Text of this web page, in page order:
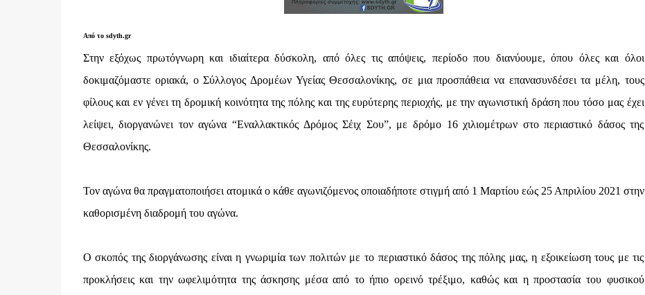
Από το sdyth.gr
Στην εξόχως πρωτόγνωρη και ιδιαίτερα δύσκολη, από όλες τις απόψεις, περίοδο που διανύουμε, όπου όλες και όλοι
δοκιμαζόμαστε οριακά, ο Σύλλογος Δρομέων Υγείας Θεσσαλονίκης, σε μια προσπάθεια να επανασυνδέσει τα μέλη, τους
φίλους και εν γένει τη δρομική κοινότητα της πόλης και της ευρύτερης περιοχής, με την αγωνιστική δράση που τόσο μας έχει
λείψει, διοργανώνει τον αγώνα “Εναλλακτικός Δρόμος Σέιχ Σου”, με δρόμο 16 χιλιομέτρων στο περιαστικό δάσος της
Θεσσαλονίκης.
Τον αγώνα θα πραγματοποιήσει ατομικά ο κάθε αγωνιζόμενος οποιαδήποτε στιγμή από 1 Μαρτίου εώς 25 Απριλίου 2021 στην
καθορισμένη διαδρομή του αγώνα.
Ο σκοπός της διοργάνωσης είναι η γνωριμία των πολιτών με το περιαστικό δάσος της πόλης μας, η εξοικείωση τους με τις
προκλήσεις και την ωφελιμότητα της άσκησης μέσα από το ήπιο ορεινό τρέξιμο, καθώς και η προστασία του φυσικού